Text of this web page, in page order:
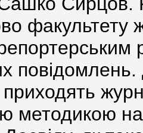
методикою